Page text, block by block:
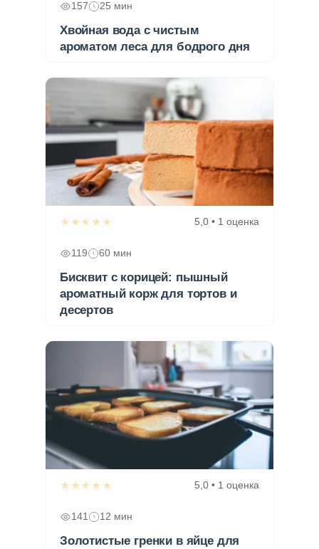
157 25 мин
Хвойная вода с чистым
ароматом леса для бодрого дня
★★★★★ 5,0 • 1 оценка
119 60 мин
Бисквит с корицей: пышный
ароматный корж для тортов и
десертов
★★★★★ 5,0 • 1 оценка
141 12 мин
Золотистые гренки в яйце для